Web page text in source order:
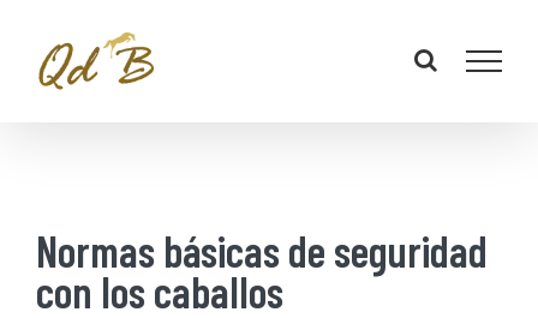
Normas básicas de seguridad
con los caballos